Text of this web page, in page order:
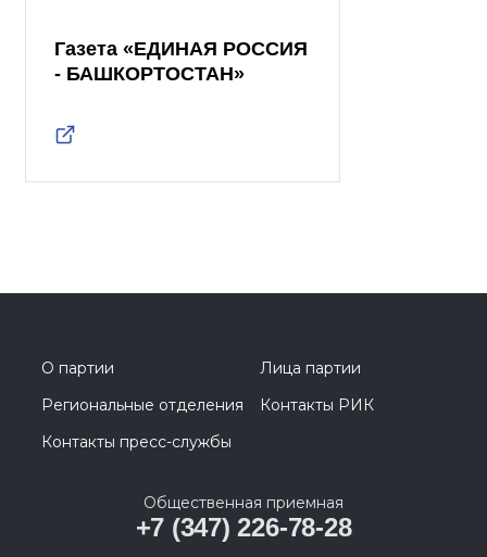
Газета «ЕДИНАЯ РОССИЯ
- БАШКОРТОСТАН»
О партии
Лица партии
Региональные отделения
Контакты РИК
Контакты пресс-службы
Общественная приемная
+7 (347) 226-78-28